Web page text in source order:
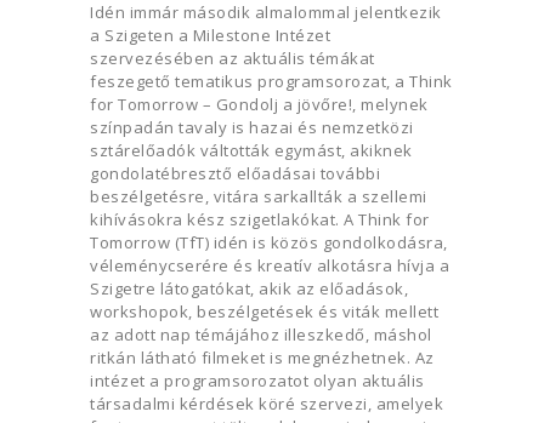
Idén immár második almalommal jelentkezik
a Szigeten a Milestone Intézet
szervezésében az aktuális témákat
feszegető tematikus programsorozat, a Think
for Tomorrow – Gondolj a jövőre!, melynek
színpadán tavaly is hazai és nemzetközi
sztárelőadók váltották egymást, akiknek
gondolatébresztő előadásai további
beszélgetésre, vitára sarkallták a szellemi
kihívásokra kész szigetlakókat. A Think for
Tomorrow (TfT) idén is közös gondolkodásra,
véleménycserére és kreatív alkotásra hívja a
Szigetre látogatókat, akik az előadások,
workshopok, beszélgetések és viták mellett
az adott nap témájához illeszkedő, máshol
ritkán látható filmeket is megnézhetnek. Az
intézet a programsorozatot olyan aktuális
társadalmi kérdések köré szervezi, amelyek